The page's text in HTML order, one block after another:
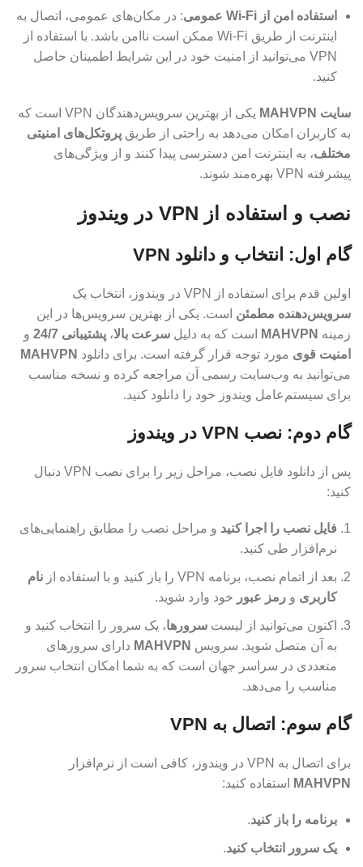
استفاده امن از Wi-Fi عمومی
: در مکان‌های عمومی، اتصال به
اینترنت از طریق Wi-Fi ممکن است ناامن باشد. با استفاده از
VPN می‌توانید از امنیت خود در این شرایط اطمینان حاصل
کنید.
سایت MAHVPN
یکی از بهترین سرویس‌دهندگان VPN است که
به کاربران امکان می‌دهد به راحتی از طریق پروتکل‌های امنیتی
مختلف، به اینترنت امن دسترسی پیدا کنند و از ویژگی‌های
پیشرفته VPN بهره‌مند شوند.
نصب و استفاده از VPN در ویندوز
گام اول: انتخاب و دانلود VPN
اولین قدم برای استفاده از VPN در ویندوز، انتخاب یک
سرویس‌دهنده مطمئن است. یکی از بهترین سرویس‌ها در این
زمینه MAHVPN است که به دلیل سرعت بالا، پشتیبانی 24/7
و
امنیت قوی مورد توجه قرار گرفته است. برای دانلود MAHVPN
می‌توانید به وب‌سایت رسمی آن مراجعه کرده و نسخه مناسب
برای سیستم‌عامل ویندوز خود را دانلود کنید.
گام دوم: نصب VPN در ویندوز
پس از دانلود فایل نصب، مراحل زیر را برای نصب VPN دنبال
کنید:
فایل نصب را اجرا کنید و مراحل نصب را مطابق راهنمایی‌های
نرم‌افزار طی کنید.
بعد از اتمام نصب، برنامه VPN را باز کنید و با استفاده از
نام
کاربری و رمز عبور خود وارد شوید.
اکنون می‌توانید از لیست سرورها، یک سرور را انتخاب کنید و
به آن متصل شوید. سرویس MAHVPN دارای سرورهای
متعددی در سراسر جهان است که به شما امکان انتخاب سرور
مناسب را می‌دهد.
گام سوم: اتصال به VPN
برای اتصال به VPN در ویندوز، کافی است از نرم‌افزار
MAHVPN
استفاده کنید:
برنامه را باز کنید.
یک سرور انتخاب کنید.